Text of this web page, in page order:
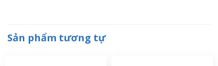
Sản phẩm tương tự